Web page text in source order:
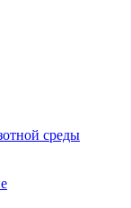
среды